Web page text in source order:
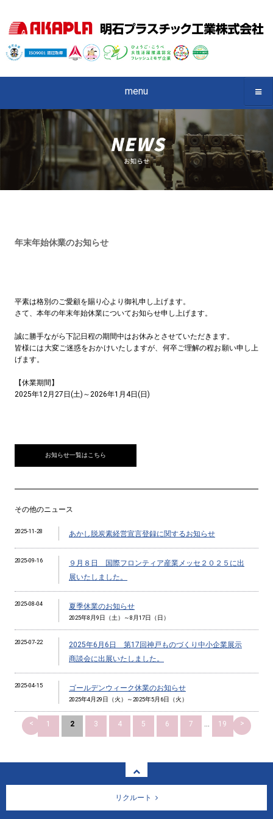
menu
年末年始休業のお知らせ
平素は格別のご愛顧を賜り心より御礼申し上げます。
さて、本年の年末年始休業についてお知らせ申し上げます。
誠に勝手ながら下記日程の期間中はお休みとさせていただきます。
皆様には大変ご迷惑をおかけいたしますが、何卒ご理解の程お願い申し上
げます。
【休業期間】
2025年12月27日(土)～2026年1月4日(日)
お知らせ一覧はこちら
その他のニュース
2025-11-28 あかし脱炭素経営宣言登録に関するお知らせ
2025-09-16
９月８日 国際フロンティア産業メッセ２０２５に出
展いたしました。
2025-08-04 夏季休業のお知らせ
2025年8月9日（土）～8月17日（日）
2025-07-22
2025年6月6日 第17回神戸ものづくり中小企業展示
商談会に出展いたしました。
2025-04-15 ゴールデンウィーク休業のお知らせ
2025年4月29日（火）～2025年5月6日（火）
< 1 2 3 4 5 6 7 19 >
リクルート